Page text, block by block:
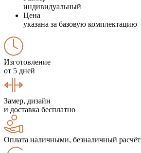
индивидуальный
Цена
указана за базовую комплектацию
Изготовление
от 5 дней
Замер, дизайн
и доставка бесплатно
Оплата наличными, безналичный расчёт